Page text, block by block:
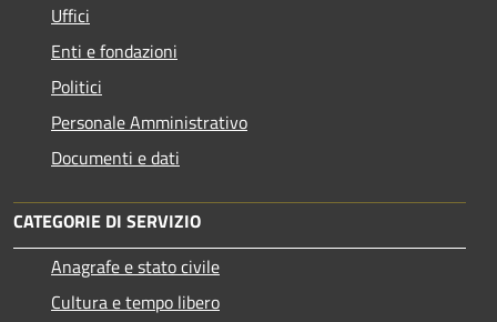
Uffici
Enti e fondazioni
Politici
Personale Amministrativo
Documenti e dati
CATEGORIE DI SERVIZIO
Anagrafe e stato civile
Cultura e tempo libero